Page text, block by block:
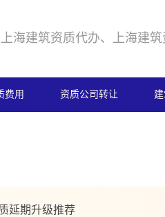
上海建筑资质代办、上海建
费用 资质公司转让
延期升级推荐